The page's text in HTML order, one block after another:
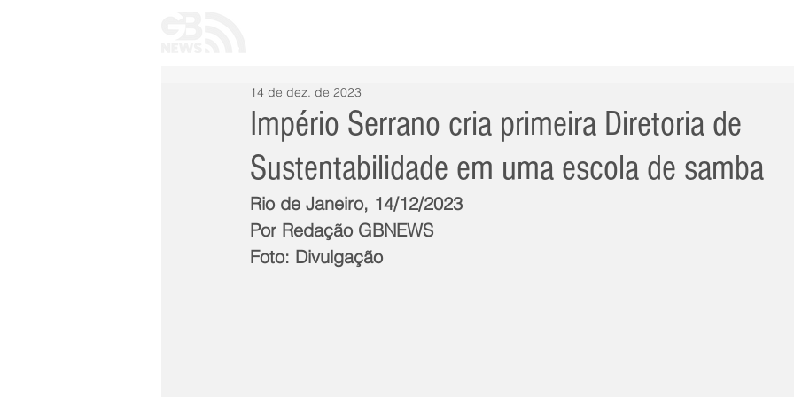
Império Serrano cria primeira Diretoria de
Sustentabilidade em uma escola de samba
14 de dez. de 2023
Rio de Janeiro, 14/12/2023
Por Redação GBNEWS
Foto: Divulgação